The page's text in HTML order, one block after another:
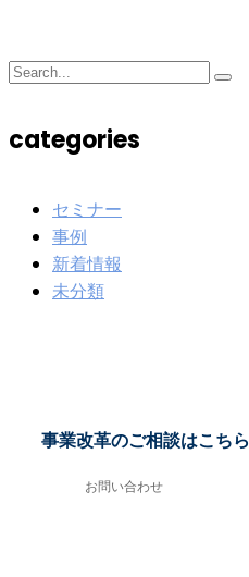
categories
セミナー
事例
新着情報
未分類
事業改革のご相談はこちら
お問い合わせ